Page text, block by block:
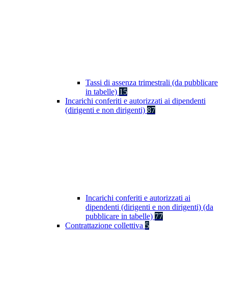
Tassi di assenza trimestrali (da pubblicare
in tabelle) 15
Incarichi conferiti e autorizzati ai dipendenti
(dirigenti e non dirigenti) 87
Incarichi conferiti e autorizzati ai
dipendenti (dirigenti e non dirigenti) (da
pubblicare in tabelle) 77
Contrattazione collettiva 5